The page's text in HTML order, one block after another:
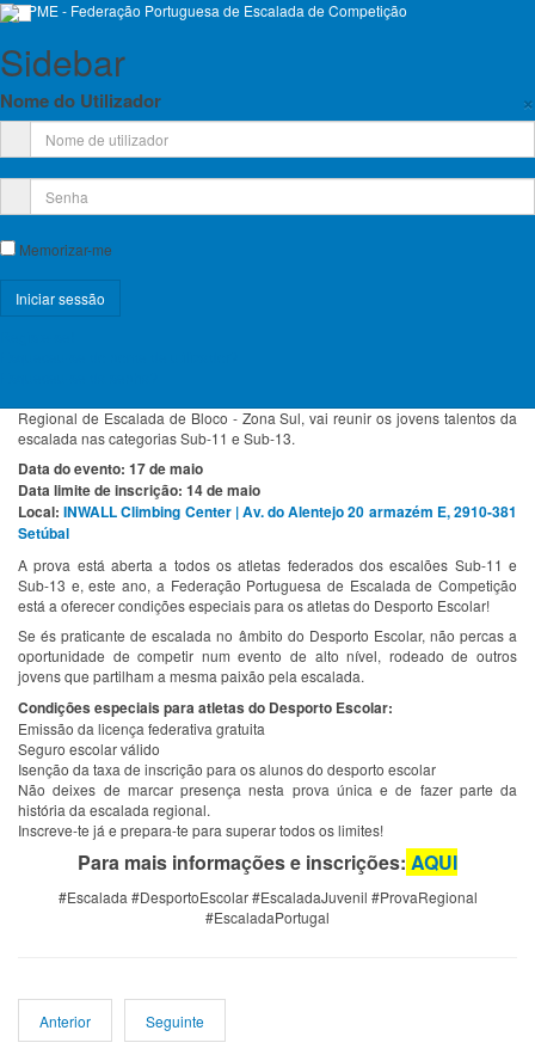
Sidebar
×
Nome do Utilizador
Memorizar-me
Regional de Escalada de Bloco - Zona Sul, vai reunir os jovens talentos da
escalada nas categorias Sub-11 e Sub-13.
Data do evento: 17 de maio
Data limite de inscrição: 14 de maio
Local:INWALL Climbing Center | Av. do Alentejo 20 armazém E, 2910-381
Setúbal
A prova está aberta a todos os atletas federados dos escalões Sub-11 e
Sub-13 e, este ano, a Federação Portuguesa de Escalada de Competição
está a oferecer condições especiais para os atletas do Desporto Escolar!
Se és praticante de escalada no âmbito do Desporto Escolar, não percas a
oportunidade de competir num evento de alto nível, rodeado de outros
jovens que partilham a mesma paixão pela escalada.
Condições especiais para atletas do Desporto Escolar:
Emissão da licença federativa gratuita
Seguro escolar válido
Isenção da taxa de inscrição para os alunos do desporto escolar
Não deixes de marcar presença nesta prova única e de fazer parte da
história da escalada regional.
Inscreve-te já e prepara-te para superar todos os limites!
Para mais informações e inscrições: AQUI
#Escalada #DesportoEscolar #EscaladaJuvenil #ProvaRegional
#EscaladaPortugal
Anterior Seguinte